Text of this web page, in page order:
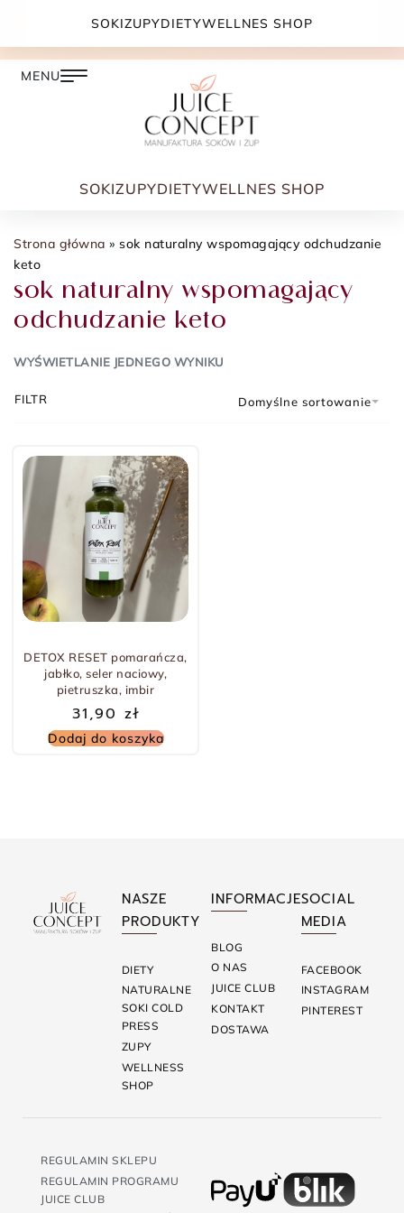
DARMOWA DOSTAWA PRZY ZAMÓWIENIU JUŻ OD
SOKIZUPYDIETYWELLNES SHOP
Strona główna » sok naturalny wspomagający odchudzanie
keto
sok naturalny wspomagający
odchudzanie keto
WYŚWIETLANIE JEDNEGO WYNIKU
Domyślne sortowanie
FILTR
DETOX RESET pomarańcza,
jabłko, seler naciowy,
pietruszka, imbir
31,90 zł
Dodaj do koszyka
NASZE
PRODUKTY
DIETY
NATURALNE
SOKI COLD
PRESS
ZUPY
WELLNESS
SHOP
INFORMACJE
BLOG
O NAS
JUICE CLUB
KONTAKT
DOSTAWA
SOCIAL
MEDIA
FACEBOOK
INSTAGRAM
PINTEREST
REGULAMIN SKLEPU
REGULAMIN PROGRAMU
JUICE CLUB
SOKIZUPYDIETYWELLNES SHOP